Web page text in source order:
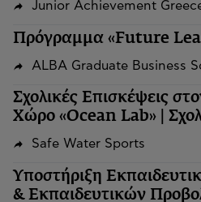
Junior Achievement
Πρόγραμμα «Future
ALBA Graduate Business
Σχολικές Επισκέψεις
Χώρο «Ocean Lab» |
Safe Water Sports
Υποστήριξη
& Εκπαιδευτικών